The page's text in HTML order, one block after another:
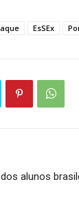
EsSEx
dos alunos